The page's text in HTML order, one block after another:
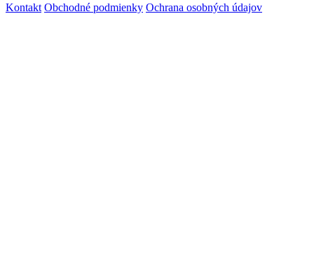
Kontakt Obchodné podmienky Ochrana osobných údajov